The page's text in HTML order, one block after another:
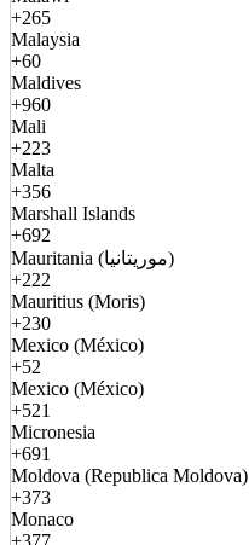
+265
Malaysia
+60
Maldives
+960
Mali
+223
Malta
+356
Marshall Islands
+692
Mauritania (موريتانيا)
+222
Mauritius (Moris)
+230
Mexico (México)
+52
Mexico (México)
+521
Micronesia
+691
Moldova (Republica Moldova)
+373
Monaco